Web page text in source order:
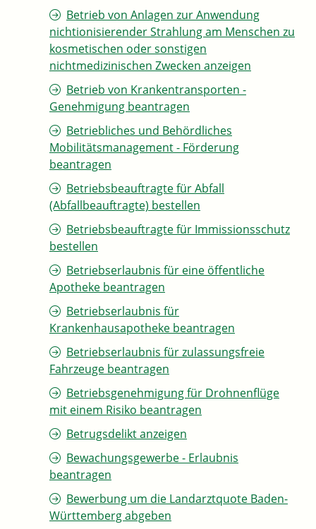
Betrieb von Anlagen zur Anwendung
nichtionisierender Strahlung am Menschen zu
kosmetischen oder sonstigen
nichtmedizinischen Zwecken anzeigen
Betrieb von Krankentransporten -
Genehmigung beantragen
Betriebliches und Behördliches
Mobilitätsmanagement - Förderung
beantragen
Betriebsbeauftragte für Abfall
(Abfallbeauftragte) bestellen
Betriebsbeauftragte für Immissionsschutz
bestellen
Betriebserlaubnis für eine öffentliche
Apotheke beantragen
Betriebserlaubnis für
Krankenhausapotheke beantragen
Betriebserlaubnis für zulassungsfreie
Fahrzeuge beantragen
Betriebsgenehmigung für Drohnenflüge
mit einem Risiko beantragen
Betrugsdelikt anzeigen
Bewachungsgewerbe - Erlaubnis
beantragen
Bewerbung um die Landarztquote Baden-
Württemberg abgeben